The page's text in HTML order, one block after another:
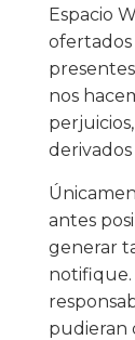
Espacio
ofertados
nos
antes
generar
notifique.
pudieran